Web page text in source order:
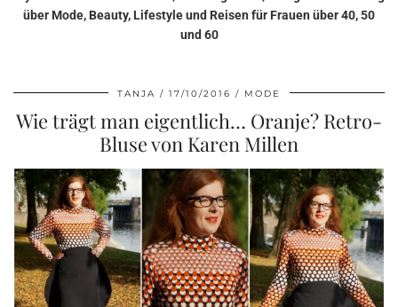
über Mode, Beauty, Lifestyle und Reisen für Frauen über 40, 50
und 60
TANJA 17/10/2016 MODE
Wie trägt man eigentlich… Oranje? Retro-
Bluse von Karen Millen